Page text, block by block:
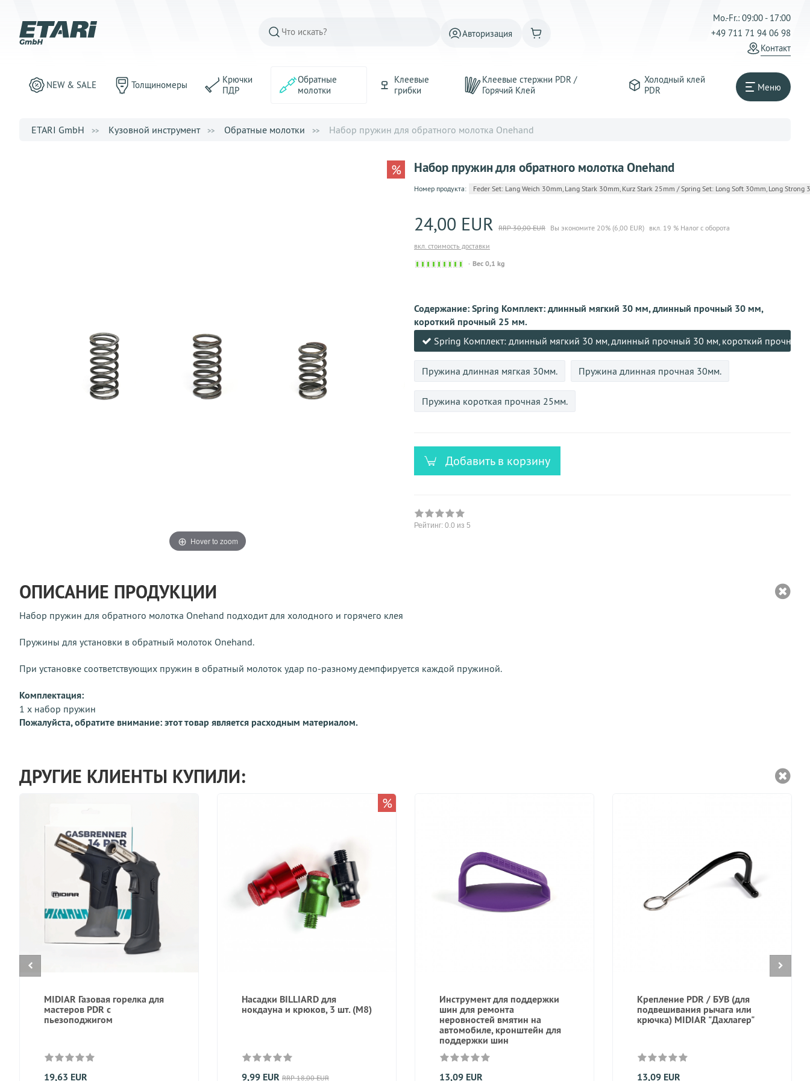
Авторизация
Mo.-Fr.: 09:00 - 17:00
+49 711 71 94 06 98
Контакт
NEW & SALE Толщиномеры
Крючки
ПДР
Обратные
молотки
Клеевые
грибки
Клеевые стержни PDR /
Горячий Kлей
Холодный клей
PDR
Меню
ETARI GmbH Кузовной инструмент Обратные молотки Набор пружин для обратного молотка Onehand
Hover to zoom
% Набор пружин для обратного молотка Onehand
Номер продукта: Feder Set: Lang Weich 30mm, Lang Stark 30mm, Kurz Stark 25mm / Spring Set: Long Soft 30mm, Long
24,00 EUR RRP 30,00 EUR Вы экономите 20% (6,00 EUR) вкл. 19 % Налог с оборота
вкл. стоимость доставки
Sofort
Вес 0,1 kg
Содержание:Spring Комплект: длинный мягкий 30 мм, длинный прочный 30 мм,
короткий прочный 25 мм.
Spring Комплект: длинный мягкий 30 мм, длинный прочный 30 мм, короткий прочный
Пружина длинная мягкая 30мм. Пружина длинная прочная 30мм.
Пружина короткая прочная 25мм.
Добавить в корзину
Рейтинг: 0.0 из 5
ОПИСАНИЕ ПРОДУКЦИИ
Набор пружин для обратного молотка Onehand подходит для холодного и горячего клея
Пружины для установки в обратный молоток Onehand.
При установке соответствующих пружин в обратный молоток удар по-разному демпфируется каждой пружиной.
Комплектация:
1 x набор пружин
Пожалуйста, обратите внимание: этот товар является расходным материалом.
ДРУГИЕ КЛИЕНТЫ КУПИЛИ:
MIDIAR Газовая горелка для
мастеров PDR с
пьезоподжигом
19,63 EUR
Насадки BILLIARD для
нокдауна и крюков, 3 шт. (M8)
9,99 EUR RRP 18,00 EUR
%
Инструмент для поддержки
шин для ремонта
неровностей вмятин на
автомобиле, кронштейн для
поддержки шин
13,09 EUR
Крепление PDR / БУВ (для
подвешивания рычага или
крючка) MIDIAR "Дахлагер"
13,09 EUR